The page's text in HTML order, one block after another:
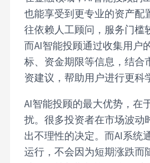
也能享受到更专业的资产配
往依赖人工顾问，服务门槛
而AI智能投顾通过收集用户
标、资金期限等信息，结合
资建议，帮助用户进行更科
AI智能投顾的最大优势，在
扰。很多投资者在市场波动
出不理性的决定。而AI系统
运行，不会因为短期涨跌而